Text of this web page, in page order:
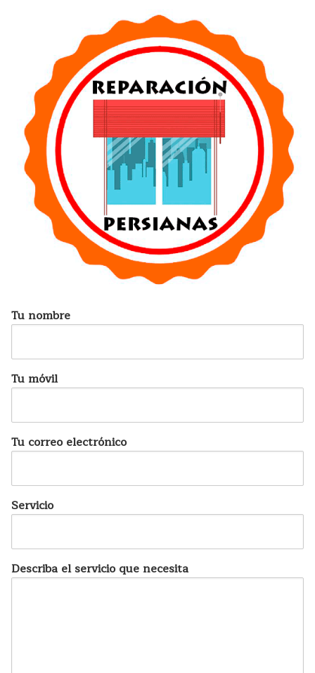
Tu nombre
Tu móvil
Tu correo electrónico
Servicio
Describa el servicio que necesita